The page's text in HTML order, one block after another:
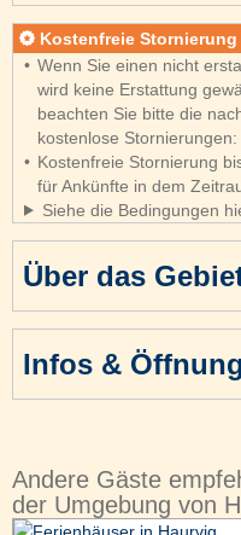
Über das
Infos &
Kostenfreie Stornierung
Wenn Sie einen nicht
wird keine Erstattung
beachten Sie bitte die
kostenlose Stornierungen:
Kostenfreie Stornierung
für Ankünfte in dem
Siehe die Bedingungen
Andere Gäste
der Umgebung von